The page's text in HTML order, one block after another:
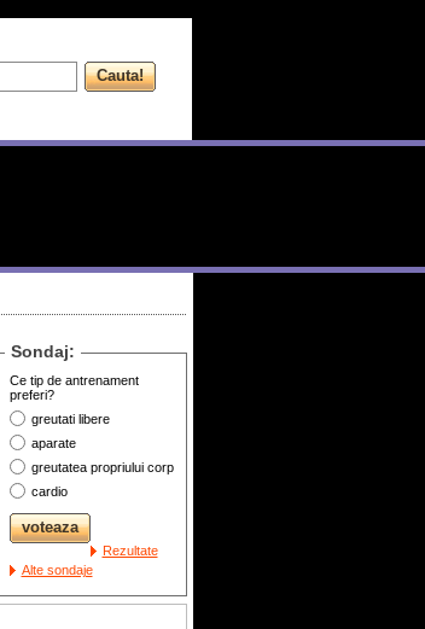
Sondaj:
Ce tip de antrenament
preferi?
greutati libere
aparate
greutatea propriului corp
cardio
Rezultate
Alte sondaje